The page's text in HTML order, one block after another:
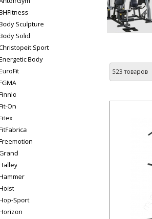
Sculpture
Solid
Sport
Body
On
Sport
523 товаров